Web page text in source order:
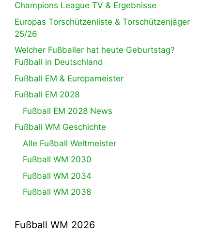
Champions League TV & Ergebnisse
Europas Torschützenliste & Torschützenjäger
25/26
Welcher Fußballer hat heute Geburtstag?
Fußball in Deutschland
Fußball EM & Europameister
Fußball EM 2028
Fußball EM 2028 News
Fußball WM Geschichte
Alle Fußball Weltmeister
Fußball WM 2030
Fußball WM 2034
Fußball WM 2038
Fußball WM 2026